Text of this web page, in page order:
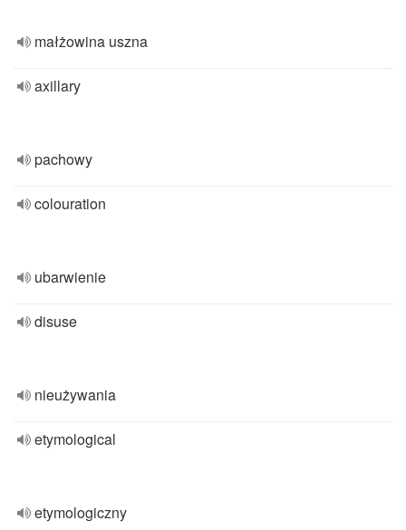
małżowina uszna
axillary
pachowy
colouration
ubarwienie
disuse
nieużywania
etymological
etymologiczny